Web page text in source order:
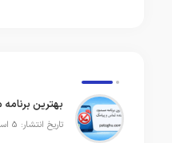
تاریخ انتشار: 5 اسفند 1404